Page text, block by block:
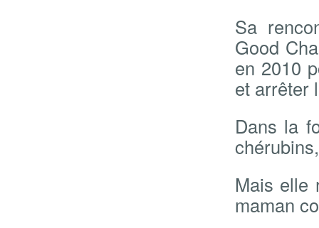
Sa
Good
en 2010
et arrêter
Dans la
Mais elle
maman